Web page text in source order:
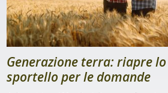
Generazione terra: riapre lo
sportello per le domande